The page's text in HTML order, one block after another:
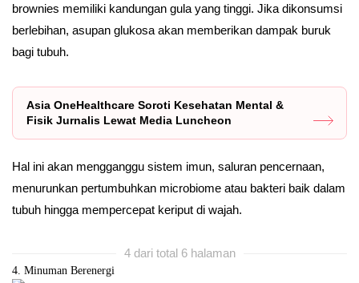
brownies memiliki kandungan gula yang tinggi. Jika dikonsumsi
berlebihan, asupan glukosa akan memberikan dampak buruk
bagi tubuh.
Asia OneHealthcare Soroti Kesehatan Mental &
Fisik Jurnalis Lewat Media Luncheon
Hal ini akan mengganggu sistem imun, saluran pencernaan,
menurunkan pertumbuhkan microbiome atau bakteri baik dalam
tubuh hingga mempercepat keriput di wajah.
4 dari total 6 halaman
4. Minuman Berenergi